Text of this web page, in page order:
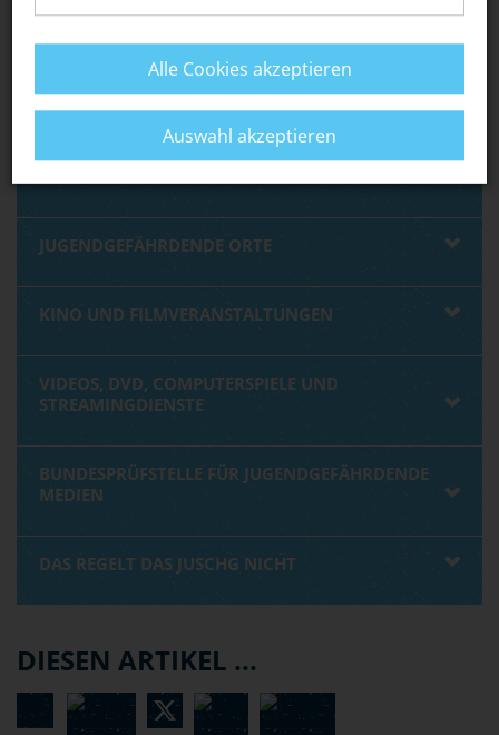
SPIELHALLEN, GLÜCKSSPIELE
TANZVERANSTALTUNGEN
JUGENDGEFÄHRDENDE ORTE
KINO UND FILMVERANSTALTUNGEN
VIDEOS, DVD, COMPUTERSPIELE UND
STREAMINGDIENSTE
BUNDESPRÜFSTELLE FÜR JUGENDGEFÄHRDENDE
MEDIEN
DAS REGELT DAS JUSCHG NICHT
DIESEN ARTIKEL ...
Alle Cookies akzeptieren
Auswahl akzeptieren